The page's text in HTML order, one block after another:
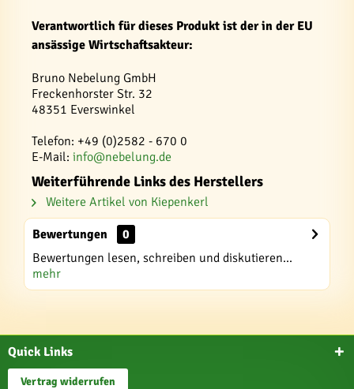
Verantwortlich für dieses Produkt ist der in der EU
ansässige Wirtschaftsakteur:
Bruno Nebelung GmbH
Freckenhorster Str. 32
48351 Everswinkel
Telefon: +49 (0)2582 - 670 0
E-Mail: info@nebelung.de
Weiterführende Links des Herstellers
Weitere Artikel von Kiepenkerl
Bewertungen
0
Bewertungen lesen, schreiben und diskutieren...
mehr
Quick Links
Vertrag widerrufen